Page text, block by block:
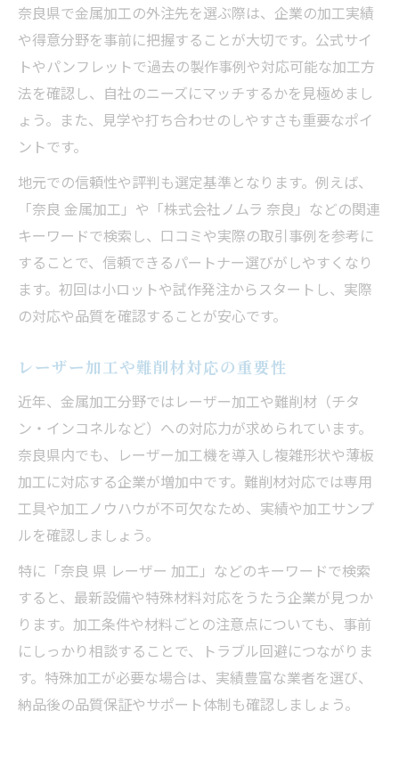
奈良県で金属加工の外注先を選ぶ際は、企業の加工実績
や得意分野を事前に把握することが大切です。公式サイ
トやパンフレットで過去の製作事例や対応可能な加工方
法を確認し、自社のニーズにマッチするかを見極めまし
ょう。また、見学や打ち合わせのしやすさも重要なポイ
ントです。
地元での信頼性や評判も選定基準となります。例えば、
「奈良 金属加工」や「株式会社ノムラ 奈良」などの関連
キーワードで検索し、口コミや実際の取引事例を参考に
することで、信頼できるパートナー選びがしやすくなり
ます。初回は小ロットや試作発注からスタートし、実際
の対応や品質を確認することが安心です。
レーザー加工や難削材対応の重要性
近年、金属加工分野ではレーザー加工や難削材（チタ
ン・インコネルなど）への対応力が求められています。
奈良県内でも、レーザー加工機を導入し複雑形状や薄板
加工に対応する企業が増加中です。難削材対応では専用
工具や加工ノウハウが不可欠なため、実績や加工サンプ
ルを確認しましょう。
特に「奈良 県 レーザー 加工」などのキーワードで検索
すると、最新設備や特殊材料対応をうたう企業が見つか
ります。加工条件や材料ごとの注意点についても、事前
にしっかり相談することで、トラブル回避につながりま
す。特殊加工が必要な場合は、実績豊富な業者を選び、
納品後の品質保証やサポート体制も確認しましょう。